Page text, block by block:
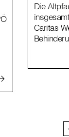
Die
Caritas